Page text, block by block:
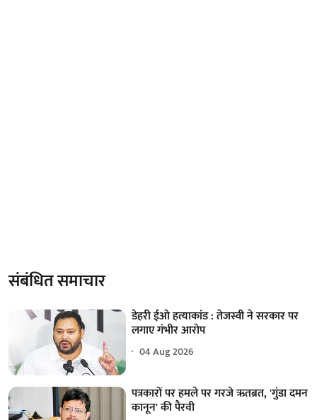
संबंधित समाचार
डेहरी ईओ हत्याकांड : तेजस्वी ने सरकार पर
लगाए गंभीर आरोप
04 Aug 2026
पत्रकारों पर हमले पर गरजे ऋतब्रत, 'गुंडा दमन
कानून' की पैरवी